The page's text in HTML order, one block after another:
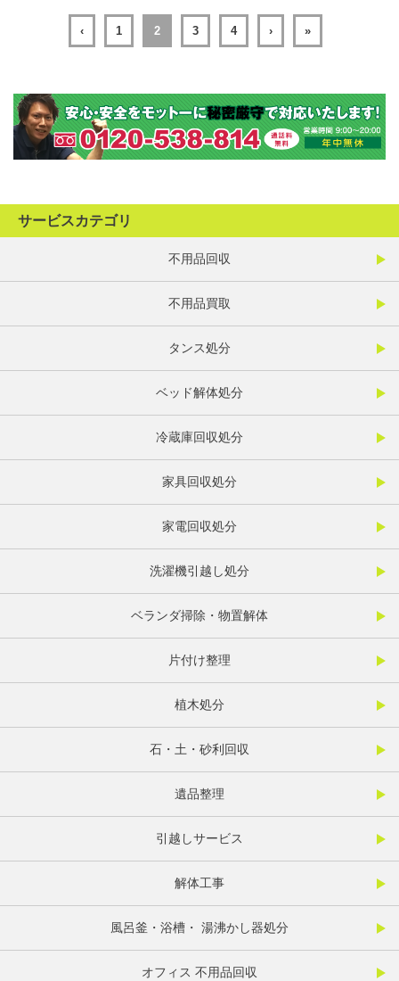
‹ 1 2 3 4 › »
サービスカテゴリ
不用品回収
不用品買取
タンス処分
ベッド解体処分
冷蔵庫回収処分
家具回収処分
家電回収処分
洗濯機引越し処分
ベランダ掃除・物置解体
片付け整理
植木処分
石・土・砂利回収
遺品整理
引越しサービス
解体工事
風呂釜・浴槽・ 湯沸かし器処分
オフィス 不用品回収